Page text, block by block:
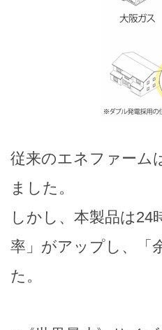
従来のエネファーム
ました。
しかし、本製品は24
率」がアップし、「
た。